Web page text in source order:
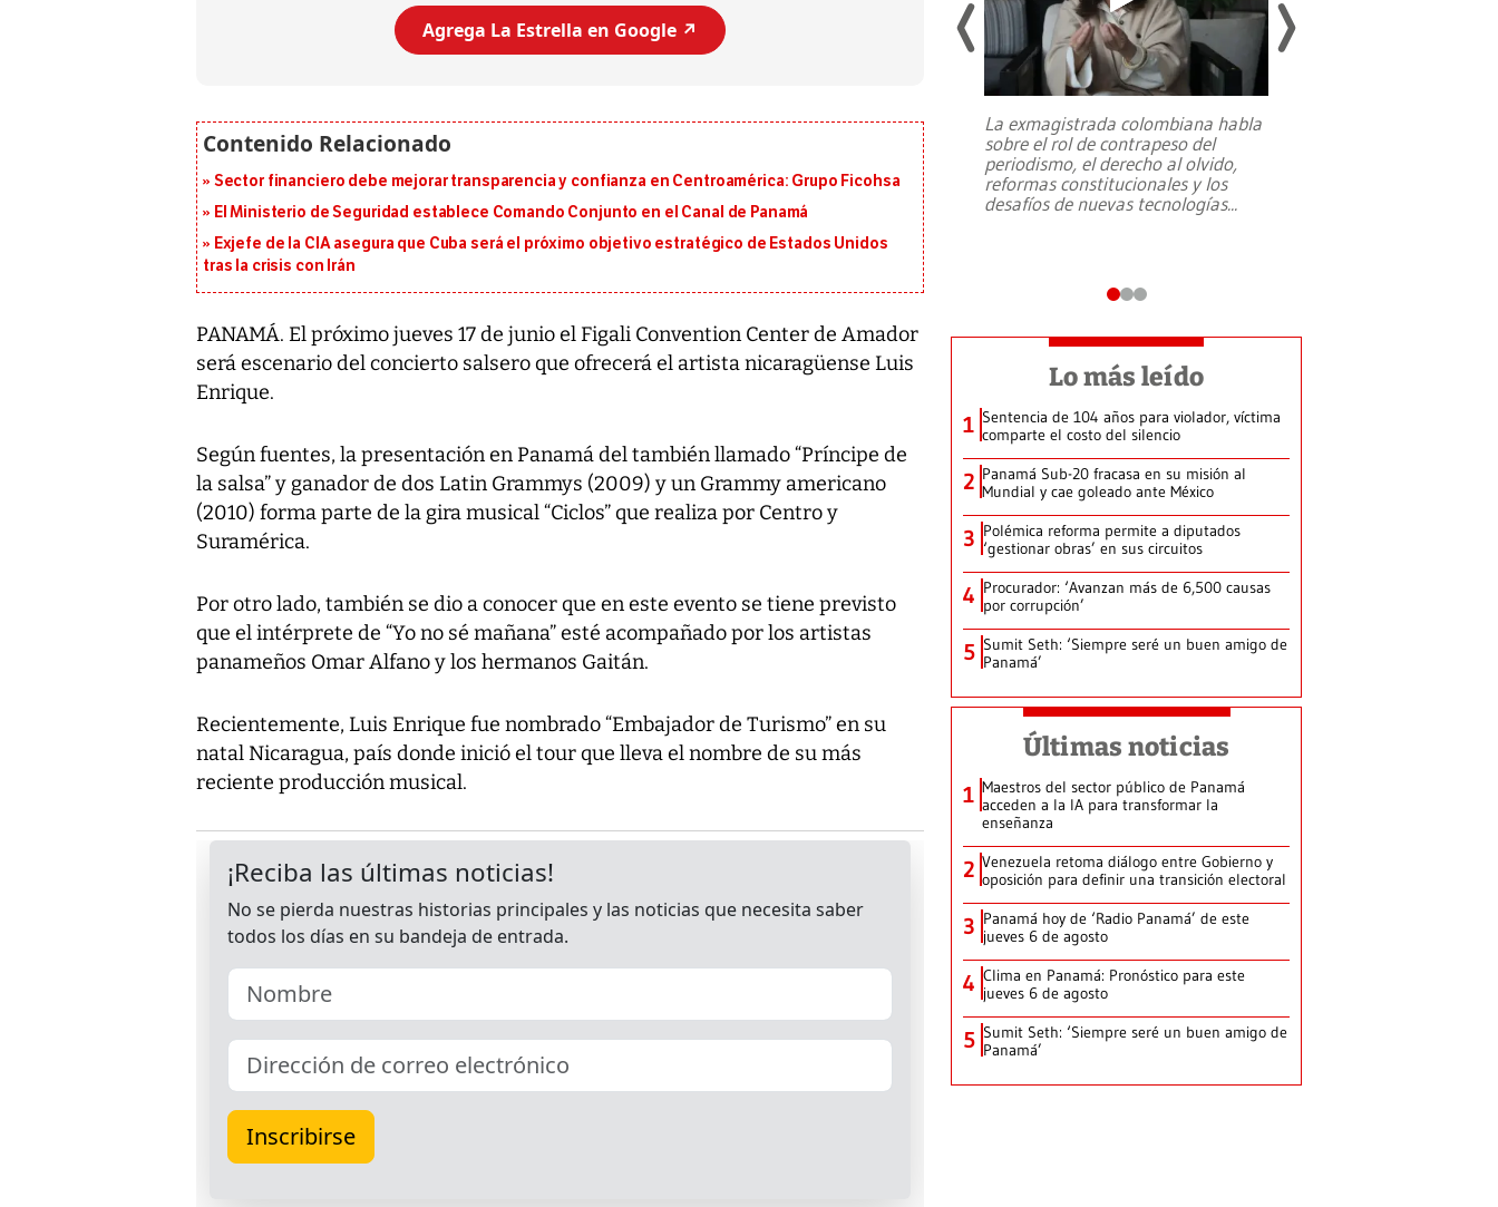
Agrega La Estrella en Google ↗️
Sector financiero debe mejorar transparencia y confianza en Centroamérica: Grupo Ficohsa
El Ministerio de Seguridad establece Comando Conjunto en el Canal de Panamá
Exjefe de la CIA asegura que Cuba será el próximo objetivo estratégico de Estados Unidos
tras la crisis con Irán
PANAMÁ. El próximo jueves 17 de junio el Figali Convention Center de Amador
será escenario del concierto salsero que ofrecerá el artista nicaragüense Luis
Enrique.
Según fuentes, la presentación en Panamá del también llamado “Príncipe de
la salsa” y ganador de dos Latin Grammys (2009) y un Grammy americano
(2010) forma parte de la gira musical “Ciclos” que realiza por Centro y
Suramérica.
Por otro lado, también se dio a conocer que en este evento se tiene previsto
que el intérprete de “Yo no sé mañana” esté acompañado por los artistas
panameños Omar Alfano y los hermanos Gaitán.
Recientemente, Luis Enrique fue nombrado “Embajador de Turismo” en su
natal Nicaragua, país donde inició el tour que lleva el nombre de su más
reciente producción musical.
al sur de Japón, provocando una
La exmagistrada colombiana habla
sobre el rol de contrapeso del
periodismo, el derecho al olvido,
reformas constitucionales y los
desafíos de nuevas tecnologías...
Lo más leído
1 Sentencia de 104 años para violador, víctima
comparte el costo del silencio
2 Panamá Sub-20 fracasa en su misión al
Mundial y cae goleado ante México
3 Polémica reforma permite a diputados
‘gestionar obras’ en sus circuitos
4 Procurador: ‘Avanzan más de 6,500 causas
por corrupción’
5 Sumit Seth: ‘Siempre seré un buen amigo de
Panamá’
Últimas noticias
1 Maestros del sector público de Panamá
acceden a la IA para transformar la
enseñanza
2 Venezuela retoma diálogo entre Gobierno y
oposición para definir una transición electoral
3 Panamá hoy de ‘Radio Panamá’ de este
jueves 6 de agosto
4 Clima en Panamá: Pronóstico para este
jueves 6 de agosto
5 Sumit Seth: ‘Siempre seré un buen amigo de
Panamá’